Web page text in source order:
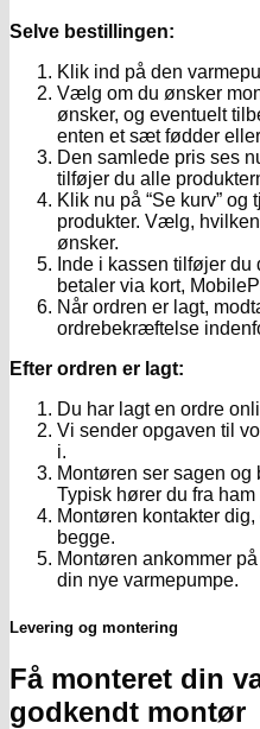
Selve bestillingen:
Klik ind på den
Vælg om du ønsker
ønsker, og eventuelt
enten et sæt fødder
Den samlede pris ses
tilføjer du alle
Klik nu på “Se kurv”
produkter. Vælg,
ønsker.
Inde i kassen tilføjer
betaler via kort,
Når ordren er lagt,
ordrebekræftelse
Efter ordren er lagt:
Du har lagt en ordre
Vi sender opgaven til
i.
Montøren ser sagen
Typisk hører du fra
Montøren kontakter
begge.
Montøren ankommer
din nye varmepumpe.
Levering og montering
Få monteret din
godkendt montør